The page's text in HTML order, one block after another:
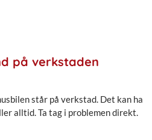
på verkstaden
står på verkstad. Det kan ha
alltid. Ta tag i problemen direkt.